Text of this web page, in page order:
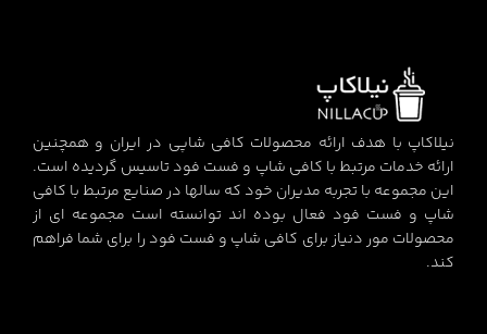
نیلاکاپ با هدف ارائه محصولات کافی شاپی در ایران و همچنین
ارائه خدمات مرتبط با کافی شاپ و فست فود تاسیس گردیده است.
این مجموعه با تجربه مدیران خود که سالها در صنایع مرتبط با کافی
شاپ و فست فود فعال بوده اند توانسته است مجموعه ای از
محصولات مور دنیاز برای کافی شاپ و فست فود را برای شما فراهم
کند.